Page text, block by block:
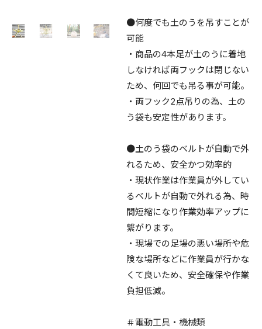
●何度でも土のうを吊すことが
可能
・商品の4本足が土のうに着地
しなければ両フックは閉じない
ため、何回でも吊る事が可能。
・両フック2点吊りの為、土の
う袋も安定性があります。
●土のう袋のベルトが自動で外
れるため、安全かつ効率的
・現状作業は作業員が外してい
るベルトが自動で外れる為、時
間短縮になり作業効率アップに
繋がります。
・現場での足場の悪い場所や危
険な場所などに作業員が行かな
くて良いため、安全確保や作業
負担低減。
＃電動工具・機械類